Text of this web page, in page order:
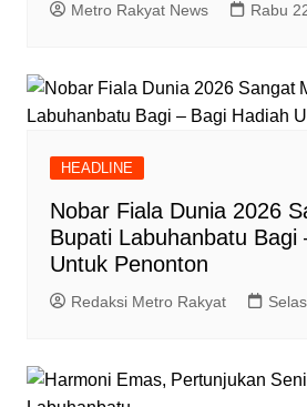
Metro Rakyat News Rabu
HEADLINE
Nobar Fiala Dunia 2026
Bupati Labuhanbatu Bagi
Untuk Penonton
Redaksi Metro Rakyat